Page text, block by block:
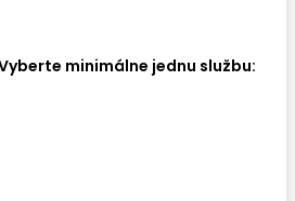
minimálne jednu službu: